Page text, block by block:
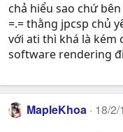
chả hiểu sao chứ
=.= thằng jpcsp chủ
với ati thì khá là kém
software rendering
MapleKhoa 18/2/